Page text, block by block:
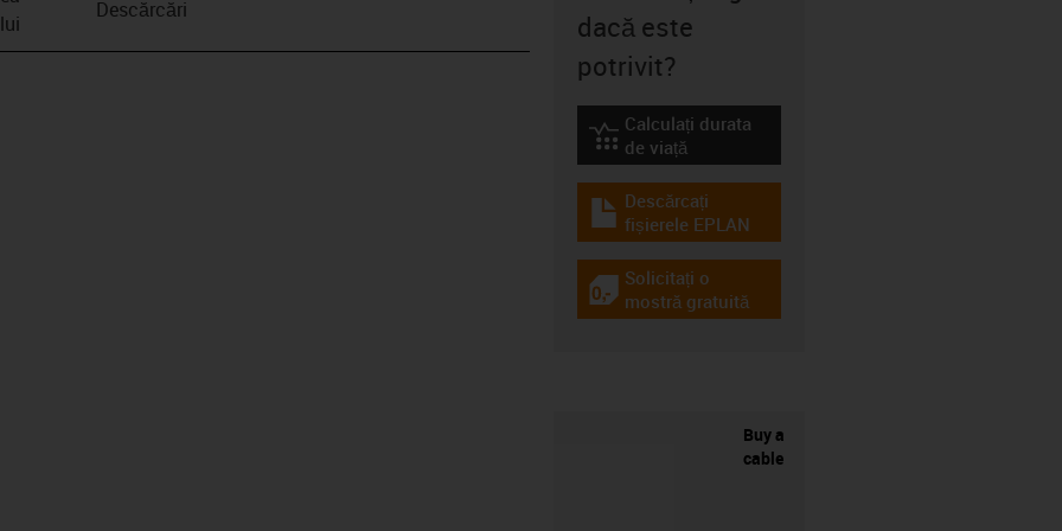
Descărcări
dacă este
potrivit?
igus-icon-lebensdauerrechner
Calculați durata
de viață
igus-icon-download-plan
Descărcați
fișierele EPLAN
igus-icon-gratismuster
Solicitați o
mostră gratuită
Buy a
cable